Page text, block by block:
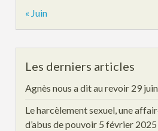
« Juin
Les derniers articles
Agnès nous a dit au revoir 29
Le harcèlement sexuel, une
d’abus de pouvoir 5 février 2025